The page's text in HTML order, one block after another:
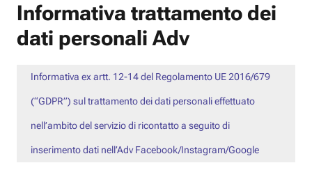
Informativa trattamento dei
dati personali Adv
Informativa ex artt. 12-14 del Regolamento UE 2016/679
(“GDPR”) sul trattamento dei dati personali effettuato
nell’ambito del servizio di ricontatto a seguito di
inserimento dati nell’Adv Facebook/Instagram/Google